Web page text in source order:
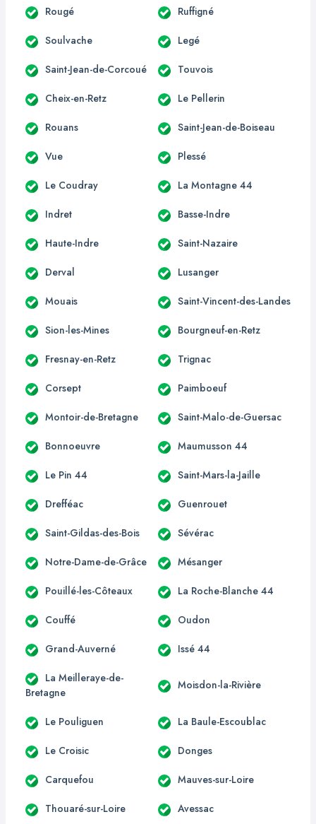
Rougé Ruffigné
Soulvache Legé
Saint-Jean-de-Corcoué Touvois
Cheix-en-Retz Le Pellerin
Rouans Saint-Jean-de-Boiseau
Vue Plessé
Le Coudray La Montagne 44
Indret Basse-Indre
Haute-Indre Saint-Nazaire
Derval Lusanger
Mouais Saint-Vincent-des-Landes
Sion-les-Mines Bourgneuf-en-Retz
Fresnay-en-Retz Trignac
Corsept Paimboeuf
Montoir-de-Bretagne Saint-Malo-de-Guersac
Bonnoeuvre Maumusson 44
Le Pin 44 Saint-Mars-la-Jaille
Drefféac Guenrouet
Saint-Gildas-des-Bois Sévérac
Notre-Dame-de-Grâce Mésanger
Pouillé-les-Côteaux La Roche-Blanche 44
Couffé Oudon
Grand-Auverné Issé 44
La Meilleraye-de-
Bretagne
Moisdon-la-Rivière
Le Pouliguen La Baule-Escoublac
Le Croisic Donges
Carquefou Mauves-sur-Loire
Thouaré-sur-Loire Avessac